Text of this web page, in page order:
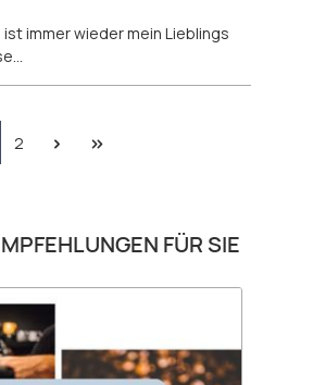
ist immer wieder mein Lieblings
Seite
2
überspringen FÜR SIE